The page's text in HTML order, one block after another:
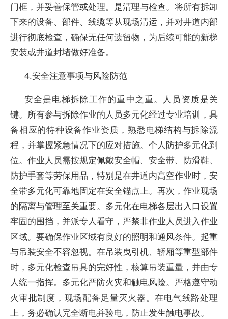
门框，并妥善保管或处理。是清理与检查。将所有拆卸
下来的设备、部件、线缆等从现场清运，并对井道内部
进行彻底检查，确保无任何遗留物，为后续可能的新梯
安装或井道封堵做好准备。
4.安全注意事项与风险防范
安全是电梯拆除工作的重中之重。人员资质是关
键。所有参与拆除作业的人员多元化经过专业培训，具
备相应的特种设备作业资质，熟悉电梯结构与拆除流
程，并掌握紧急情况下的应对措施。个人防护多元化到
位。作业人员需按规定佩戴安全帽、安全带、防滑鞋、
防护手套等劳保用品，特别是在井道内高空作业时，安
全带多元化可靠地固定在安全锚点上。再次，作业现场
的隔离与管理至关重要。多元化在电梯各层出入口设置
牢固的围挡，并派专人看守，严禁非作业人员进入作业
区域。要确保作业区域有良好的照明和通风条件。起重
与吊装安全不容忽视。在吊装曳引机、轿厢等重型部件
时，多元化检查吊具的完好性，核算吊装重量，并由专
人统一指挥。多元化严防火灾和触电风险。严格遵守动
火审批制度，现场配备足量灭火器。在电气线路处理
上，务必确认完全断电并验电，防止发生触电事故。